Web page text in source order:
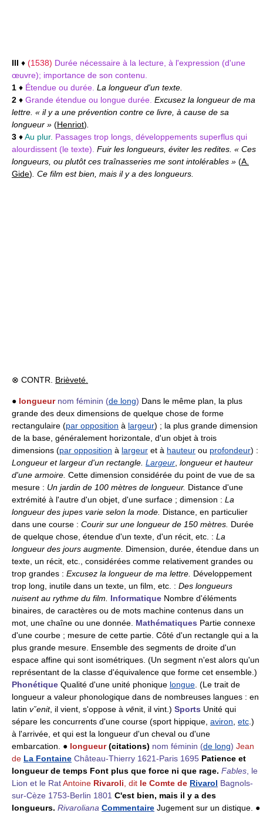
III ♦ (1538) Durée nécessaire à la lecture, à l'expression (d'une
œuvre); importance de son contenu.
1 ♦ Étendue ou durée. La longueur d'un texte.
2 ♦ Grande étendue ou longue durée. Excusez la longueur de ma
lettre. « il y a une prévention contre ce livre, à cause de sa
longueur » (Henriot)
3 ♦Au plur. Passages trop longs, développements superflus qui
alourdissent (le texte). Fuir les longueurs, éviter les redites. « Ces
longueurs, ou plutôt ces traînasseries me sont intolérables » (A.
Gide) . Ce film est bien, mais il y a des longueurs.
⊗ CONTR. Brièveté.
● longueur nom féminin (de long) Dans le même plan, la plus
grande des deux dimensions de quelque chose de forme
rectangulaire (par opposition à largeur) ; la plus grande dimension
de la base, généralement horizontale, d'un objet à trois
dimensions (par opposition à largeur et à hauteur ou profondeur) :
Longueur et largeur d'un rectangle. Largeur longueur et hauteur
d'une armoire. Cette dimension considérée du point de vue de sa
mesure : Un jardin de 100 mètres de longueur. Distance d'une
extrémité à l'autre d'un objet, d'une surface ; dimension : La
longueur des jupes varie selon la mode. Distance, en particulier
dans une course : Courir sur une longueur de 150 mètres. Durée
de quelque chose, étendue d'un texte, d'un récit, etc. : La
longueur des jours augmente. Dimension, durée, étendue dans un
texte, un récit, etc., considérées comme relativement grandes ou
trop grandes : Excusez la longueur de ma lettre. Développement
trop long, inutile dans un texte, un film, etc. : Des longueurs
nuisent au rythme du film.
Informatique Nombre d'éléments
binaires, de caractères ou de mots machine contenus dans un
mot, une chaîne ou une donnée. Mathématiques Partie connexe
d'une courbe ; mesure de cette partie. Côté d'un rectangle qui a la
plus grande mesure. Ensemble des segments de droite d'un
espace affine qui sont isométriques. (Un segment n'est alors qu'un
représentant de la classe d'équivalence que forme cet ensemble.)
Phonétique Qualité d'une unité phonique longue . (Le trait de
longueur a valeur phonologique dans de nombreuses langues : en
latin v˘enit, il vient, s'oppose à vēnit, il vint.) Sports Unité qui
sépare les concurrents d'une course (sport hippique, aviron etc .)
à l'arrivée, et qui est la longueur d'un cheval ou d'une
embarcation. ● longueur(citations) nom féminin (de long) Jean
de La Fontaine Château-Thierry 1621-Paris 1695 Patience et
longueur de temps Font plus que force ni que rage. Fables , le
Lion et le RatAntoine Rivaroli , dit le Comte de Rivarol Bagnols-
sur-Cèze 1753-Berlin 1801 C'est bien, mais il y a des
longueurs. Rivaroliana Commentaire Jugement sur un distique. ●